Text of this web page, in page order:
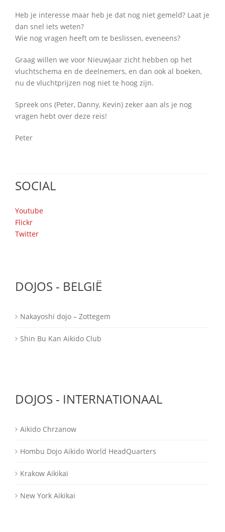
Heb je interesse maar heb je dat nog niet gemeld? Laat je
dan snel iets weten?
Wie nog vragen heeft om te beslissen, eveneens?
Graag willen we voor Nieuwjaar zicht hebben op het
vluchtschema en de deelnemers, en dan ook al boeken,
nu de vluchtprijzen nog niet te hoog zijn.
Spreek ons (Peter, Danny, Kevin) zeker aan als je nog
vragen hebt over deze reis!
Peter
SOCIAL
Youtube
Flickr
Twitter
DOJOS - BELGIË
Nakayoshi dojo – Zottegem
Shin Bu Kan Aikido Club
DOJOS - INTERNATIONAAL
Aikido Chrzanow
Hombu Dojo Aikido World HeadQuarters
Krakow Aikikai
New York Aikikai